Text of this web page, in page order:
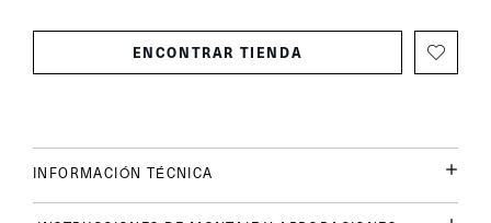
ENCONTRAR TIENDA
INFORMACIÓN TÉCNICA